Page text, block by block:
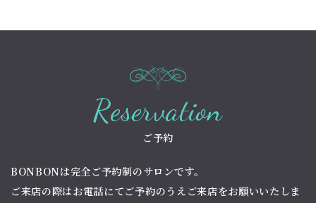
Reservation
ご予約
BONBONは完全ご予約制のサロンです。
ご来店の際はお電話にてご予約のうえご来店をお願いいたしま